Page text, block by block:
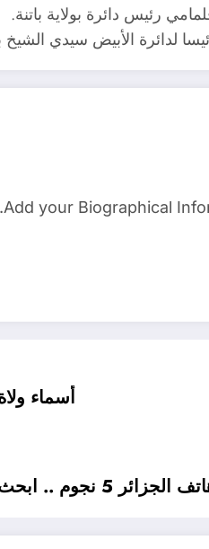
رئيس دائرة بولاية باتنة.
لدائرة الأبيض سيدي الشيخ
Add your Biographical
أسماء